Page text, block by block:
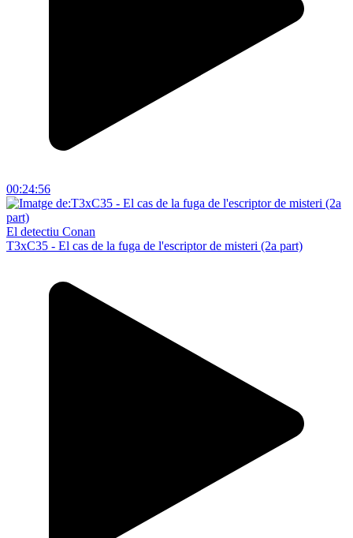
00:24:56
El detectiu Conan
T3xC35 - El cas de la fuga de l'escriptor de misteri (2a part)